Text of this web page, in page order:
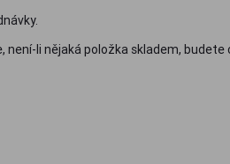
li nějaká položka skladem,